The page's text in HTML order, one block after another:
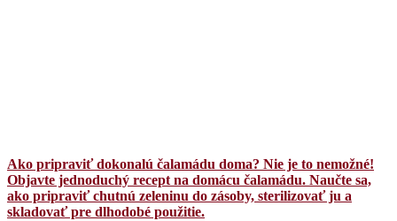
Ako pripraviť dokonalú čalamádu doma? Nie je to nemožné!
Objavte jednoduchý recept na domácu čalamádu. Naučte sa,
ako pripraviť chutnú zeleninu do zásoby, sterilizovať ju a
skladovať pre dlhodobé použitie.